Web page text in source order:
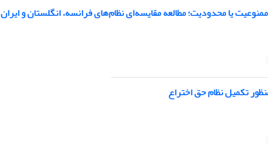
یا محدودیت؛ مطالعه مقایسه‌ای نظام‌های فرانسه، انگلستان و ایران
تکمیل نظام حق اختراع